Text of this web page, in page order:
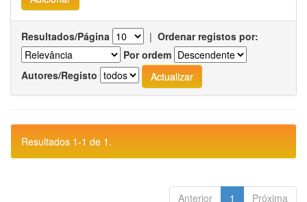
Resultados/Página | Ordenar registos por:
Por ordem
Autores/Registo
Resultados 1-1 de 1.
Anterior 1 Próxima